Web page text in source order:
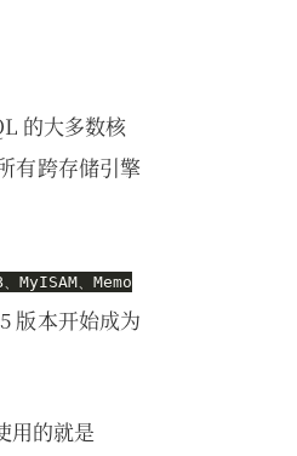
的大多数核
有跨存储引擎
MyISAM、Memo
版本开始成为
用的就是